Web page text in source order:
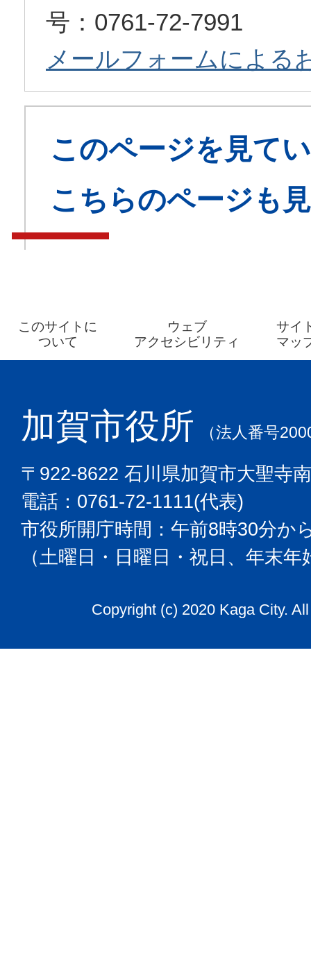
号：0761-72-7991
メールフォームによる
このページを見て
こちらのページも
このサイトに
ついて
ウェブ
アクセシビリティ
サイ
マッ
加賀市役所 （法人番号
〒922-8622 石川県加賀市大聖寺
電話：0761-72-1111(代表)
市役所開庁時間：午前8時30分か
（土曜日・日曜日・祝日、年末
Copyright (c) 2020 Kaga City.